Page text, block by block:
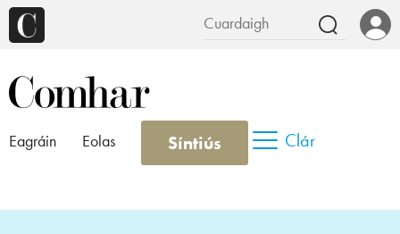
Eagráin Eolas Síntiús Clár